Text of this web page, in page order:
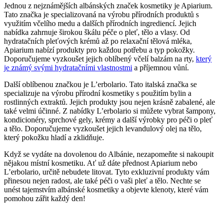
Jednou z ⁤nejznámějších albánských značek ⁣kosmetiky ⁣je Apiarium.
‌Tato značka je specializovaná na výrobu⁣ přírodních ⁢produktů⁤ s
využitím včelího medu ⁢a dalších ‍přírodních ingrediencí. Jejich‌
nabídka‌ zahrnuje ⁣širokou škálu péče o pleť,‌ tělo‌ a vlasy. Od
‍hydratačních pleťových krémů až po relaxační tělová ⁣mléka,
Apiarium‍ nabízí produkty ⁣pro ​každou‌ potřebu a⁢ typ ​pokožky.
Doporučujeme vyzkoušet jejich oblíbený ⁣včelí balzám na ⁢rty, který
je známý svými hydratačními vlastnostmi a příjemnou vůní.
Další oblíbenou značkou je L’erbolario.‍ Tato ⁤italská značka se
specializuje na ‍výrobu ⁣přírodní ⁢kosmetiky s⁢ použitím bylin a
‌rostlinných extraktů.⁤ Jejich produkty jsou nejen⁢ krásně⁣ zabalené, ⁣ale
také velmi ​účinné. Z nabídky L’erbolario si můžete vybrat šampony,
kondicionéry, sprchové gely, krémy a ‌další výrobky⁢ pro péči o pleť
a tělo. ​Doporučujeme ⁣vyzkoušet jejich levandulový ⁣olej​ na tělo,
který pokožku hladí a zklidňuje.‍
Když se vydáte ⁢na dovolenou ‌do Albánie, ⁢nezapomeňte si nakoupit
nějakou místní kosmetiku. Ať⁤ už dáte přednost Apiarium ‌nebo
⁣L’erbolario, určitě nebudete litovat. Tyto exkluzivní produkty vám
přinesou nejen radost, ale také péči o vaši ‌pleť ⁤a tělo. Nechte ​se
unést tajemstvím⁢ albánské kosmetiky⁣ a objevte klenoty,​ které vám
pomohou ⁢zářit každý den!